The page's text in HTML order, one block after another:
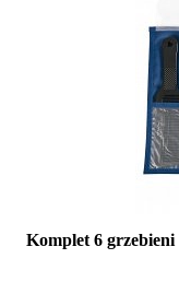
Komplet 6